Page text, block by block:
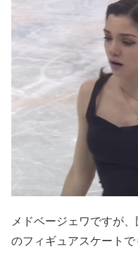
メドベージェワですが
のフィギュアスケートで